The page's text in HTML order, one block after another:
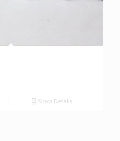
Show Details